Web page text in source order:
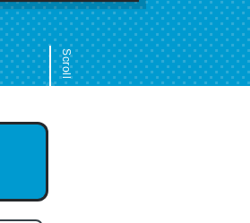
Scroll
もクレバーなんだろうなと凄く思
る人は原文もお勧め。自分はこの流
Go. Then Covid hit. Shit.